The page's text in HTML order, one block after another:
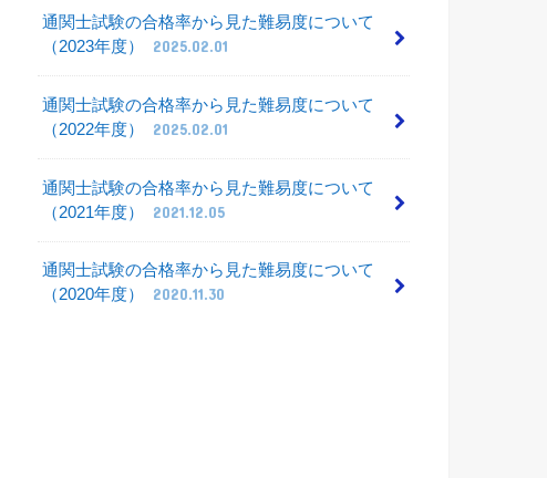
通関士試験の合格率から見た難易度について
（2023年度）
2025.02.01
通関士試験の合格率から見た難易度について
（2022年度）
2025.02.01
通関士試験の合格率から見た難易度について
（2021年度）
2021.12.05
通関士試験の合格率から見た難易度について
（2020年度）
2020.11.30